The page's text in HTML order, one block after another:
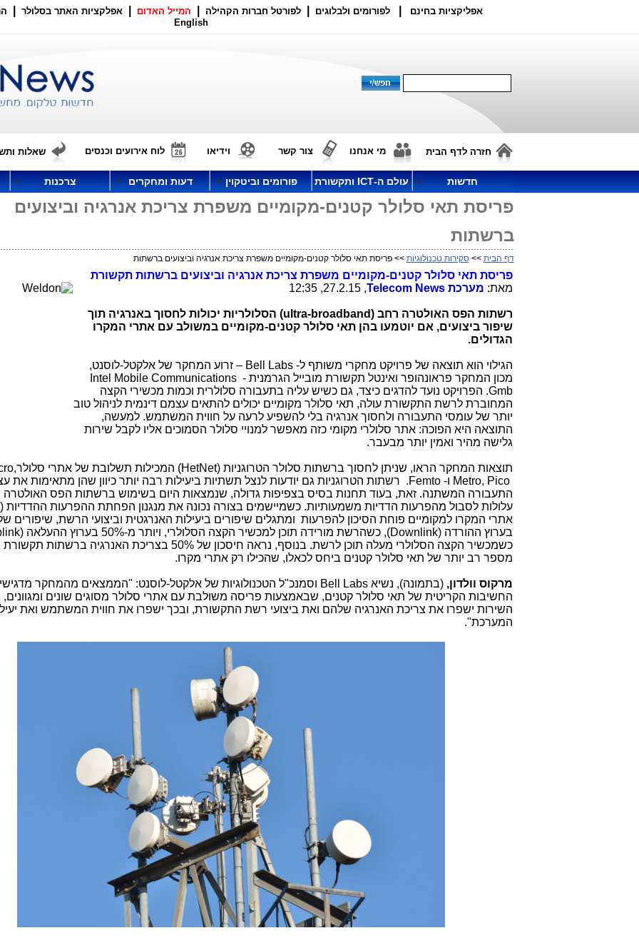
אפליקציות בחינם לפורומים ולבלוגים לפורטל חברות הקהילה המייל האדום אפלקציות האתר בסלולר
English
חזרה לדף הבית מי אנחנו צור קשר וידיאו לוח אירועים וכנסים שאלות
חדשות עולם ה-ICT ותקשורת פורומים וביטקוין דעות ומחקרים צרכנות
פריסת תאי סלולר קטנים-מקומיים משפרת צריכת אנרגיה וביצועים
ברשתות
דף הבית >>סקירות טכנולוגיות >> פריסת תאי סלולר קטנים-מקומיים משפרת צריכת אנרגיה וביצועים ברשתות
פריסת תאי סלולר קטנים-מקומיים משפרת צריכת אנרגיה וביצועיםברשתות תקשורת
מאת: מערכתTelecom News
, 27.2.15, 12:35
רשתות הפס האולטרה רחב (ultra-broadband) הסלולריות יכולות לחסוך באנרגיה תוך
שיפור ביצועים, אם יוטמעו בהן תאי סלולר קטנים-מקומיים במשולב עם אתרי המקרו
הגדולים.
הגילוי הוא תוצאה של פרויקט מחקרי משותף ל-Bell Labs – זרוע המחקר של אלקטל-לוסנט,
מכון המחקר פראונהופר ואינטל תקשורת מובייל הגרמנית -Intel Mobile Communications
Gmb. הפרויקט נועד להדגים כיצד, גם כשיש עליה בתעבורה סלולרית וכמות מכשירי הקצה
המחוברת לרשת התקשורת עולה, תאי סלולר מקומיים יכולים להתאים עצמם דינמית לניהול טוב
יותר של עומסי התעבורה ולחסוך אנרגיה בלי להשפיע לרעה על חווית המשתמש. למעשה,
התוצאה היא הפוכה: אתר סלולרי מקומי כזה מאפשר למנויי סלולר הסמוכים אליו לקבל שירות
גלישה מהיר ואמין יותר מבעבר.
תוצאות המחקר הראו, שניתן לחסוך ברשתות סלולר הטרוגניות(HetNet) המכילות תשלובת של אתרי סלולר
Metro, Pico ו- .Femto רשתות הטרוגניות גם יודעות לנצל תשתיות ביעילות רבה יותר כיוון שהן מתאימות את
התעבורה המשתנה. זאת, בעוד תחנות בסיס בצפיפות גדולה, שנמצאות היום בשימוש ברשתות הפס
עלולות לסבול מהפרעות הדדיות משמעותיות. כשמיישמים בצורה נכונה את מנגנון הפחתת ההפרעות ההדדיות (
בערוץ ההורדה (Downlink), כשהרשת מורידה תוכן למכשיר הקצה הסלולרי, ויותר מ-50% בערוץ ההעלאה (
כשמכשיר הקצה הסלולרי מעלה תוכן לרשת. בנוסף, נראה חיסכון של 50% בצריכת האנרגיה
מספר רב יותר של תאי סלולר קטנים ביחס לכאלו, שהכילו רק אתרי מקרו.
מרקוס וולדון,(בתמונה), נשיא Bell Labs וסמנכ"ל הטכנולוגיות של אלקטל-לוסנט: "הממצאים מהמחקר
החשיבות הקריטית של תאי סלולר קטנים, שבאמצעות פריסה משולבת עם אתרי סלולר מסוגים שונים ומגוונים,
השירות ישפרו את צריכת האנרגיה שלהם ואת ביצועי רשת התקשורת, ובכך ישפרו את חווית המשתמש ואת
המערכת".